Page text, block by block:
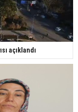
açıklandı